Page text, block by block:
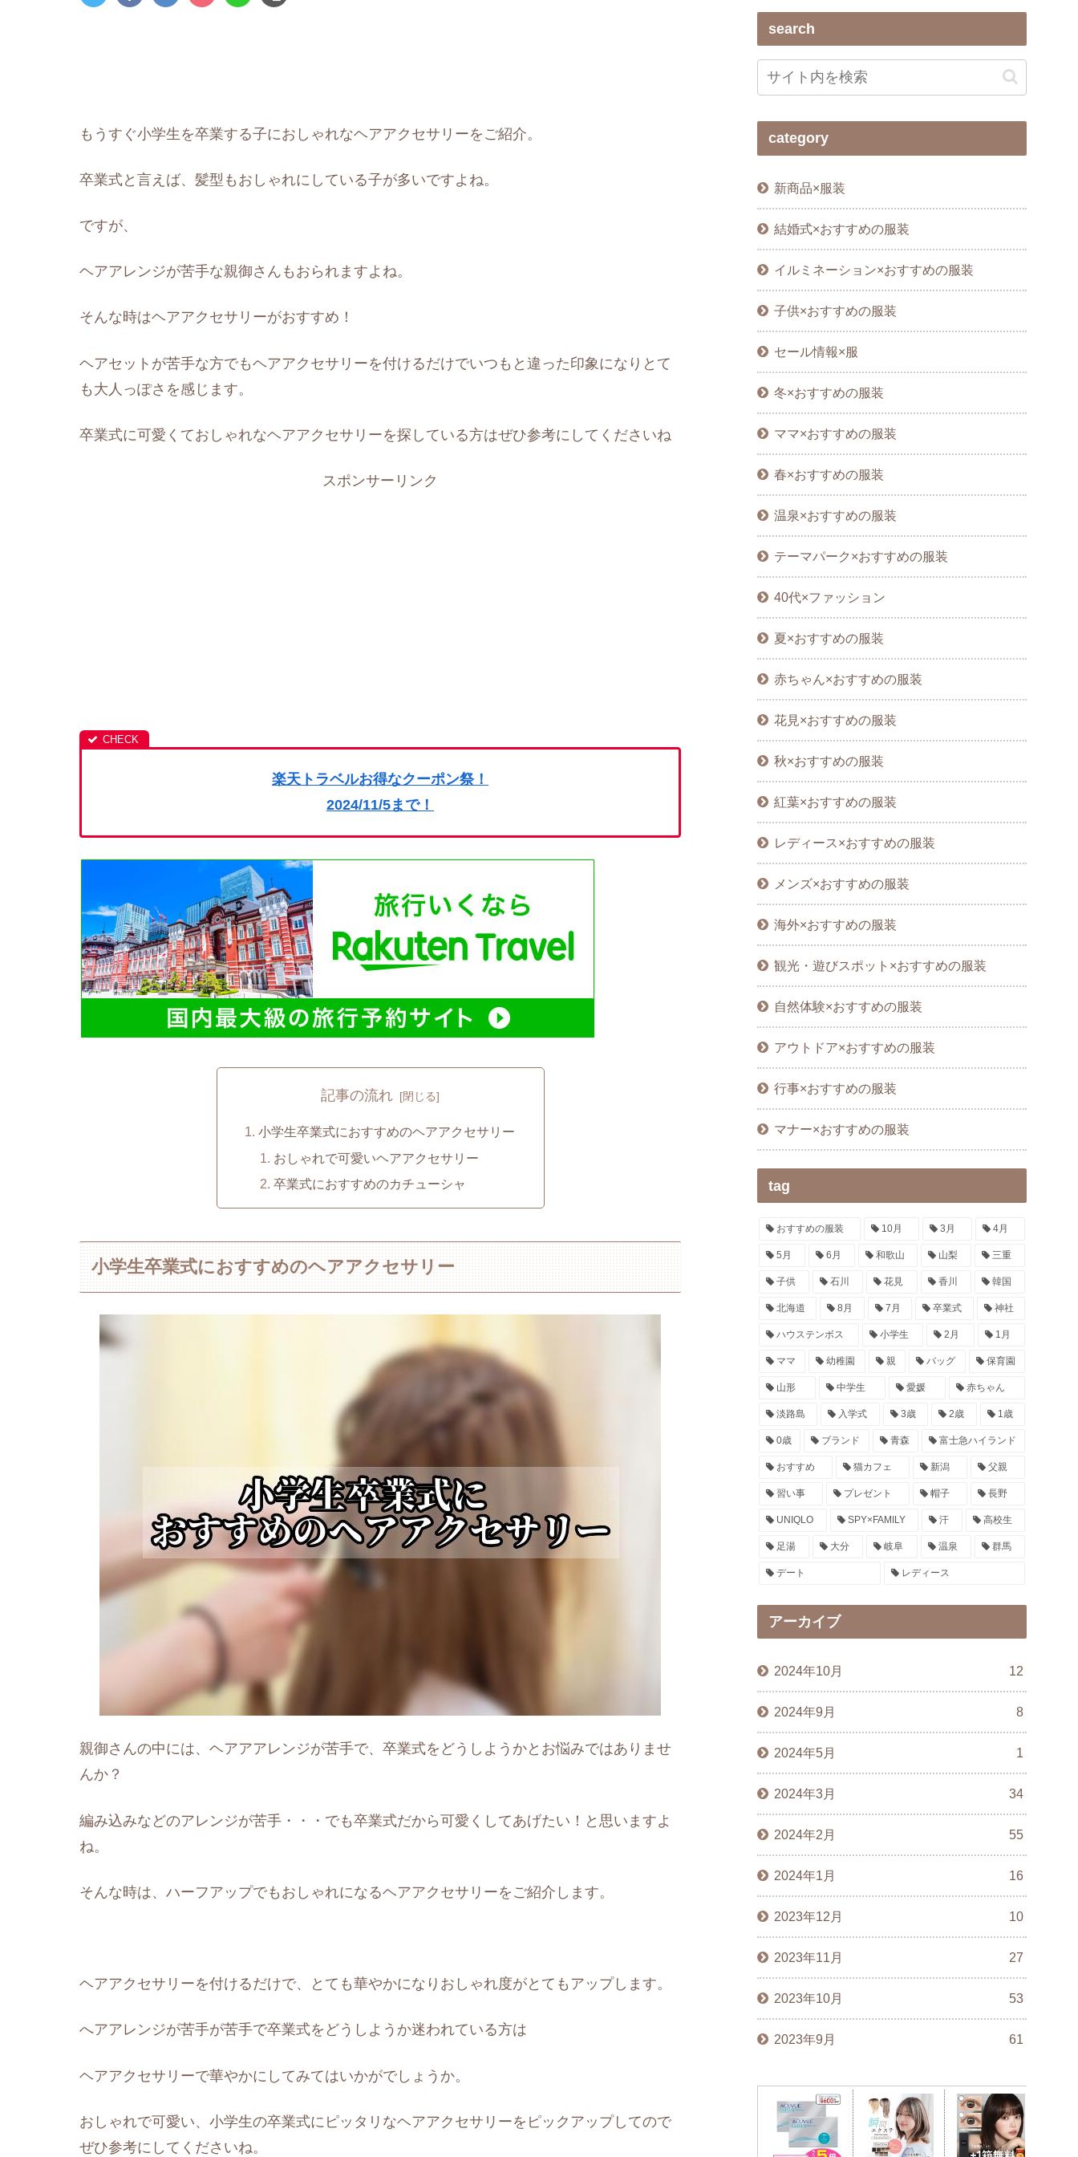
もうすぐ小学生を卒業する子におしゃれなヘアアクセサリーをご紹介。
卒業式と言えば、髪型もおしゃれにしている子が多いですよね。
ですが、
ヘアアレンジが苦手な親御さんもおられますよね。
そんな時はヘアアクセサリーがおすすめ！
ヘアセットが苦手な方でもヘアアクセサリーを付けるだけでいつもと違った印象になりとて
も大人っぽさを感じます。
卒業式に可愛くておしゃれなヘアアクセサリーを探している方はぜひ参考にしてくださいね
スポンサーリンク
楽天トラベルお得なクーポン祭！
2024/11/5まで！
記事の流れ
小学生卒業式におすすめのヘアアクセサリー
おしゃれで可愛いヘアアクセサリー
卒業式におすすめのカチューシャ
小学生卒業式におすすめのヘアアクセサリー
親御さんの中には、ヘアアアレンジが苦手で、卒業式をどうしようかとお悩みではありませ
んか？
編み込みなどのアレンジが苦手・・・でも卒業式だから可愛くしてあげたい！と思いますよ
ね。
そんな時は、ハーフアップでもおしゃれになるヘアアクセサリーをご紹介します。
ヘアアクセサリーを付けるだけで、とても華やかになりおしゃれ度がとてもアップします。
へアアレンジが苦手が苦手で卒業式をどうしようか迷われている方は
ヘアアクセサリーで華やかにしてみてはいかがでしょうか。
おしゃれで可愛い、小学生の卒業式にピッタリなヘアアクセサリーをピックアップしてので
ぜひ参考にしてくださいね。
search
category
新商品×服装
結婚式×おすすめの服装
イルミネーション×おすすめの服装
子供×おすすめの服装
セール情報×服
冬×おすすめの服装
ママ×おすすめの服装
春×おすすめの服装
温泉×おすすめの服装
テーマパーク×おすすめの服装
40代×ファッション
夏×おすすめの服装
赤ちゃん×おすすめの服装
花見×おすすめの服装
秋×おすすめの服装
紅葉×おすすめの服装
レディース×おすすめの服装
メンズ×おすすめの服装
海外×おすすめの服装
観光・遊びスポット×おすすめの服装
自然体験×おすすめの服装
アウトドア×おすすめの服装
行事×おすすめの服装
マナー×おすすめの服装
tag
おすすめの服装 10月 3月 4月
5月 6月 和歌山 山梨 三重
子供 石川 花見 香川 韓国
北海道 8月 7月 卒業式 神社
ハウステンボス 小学生 2月 1月
ママ 幼稚園 親 バッグ 保育園
山形 中学生 愛媛 赤ちゃん
淡路島 入学式 3歳 2歳 1歳
0歳 ブランド 青森 富士急ハイランド
おすすめ 猫カフェ 新潟 父親
習い事 プレゼント 帽子 長野
UNIQLO SPY×FAMILY 汗 高校生
足湯 大分 岐阜 温泉 群馬
デート レディース
アーカイブ
2024年10月 12
2024年9月 8
2024年5月 1
2024年3月 34
2024年2月 55
2024年1月 16
2023年12月 10
2023年11月 27
2023年10月 53
2023年9月 61